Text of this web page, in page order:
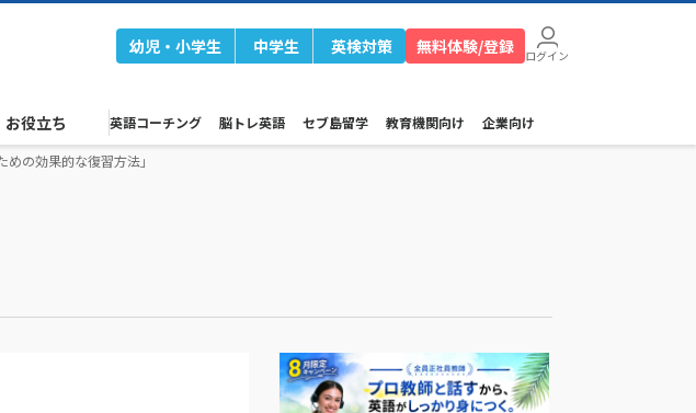
幼児・小学生 中学生 英検対策 無料体験/登録 ログイン
お役立ち 英語コーチング 脳トレ英語 セブ島留学 教育機関向け 企業向け
の効果的な復習方法」